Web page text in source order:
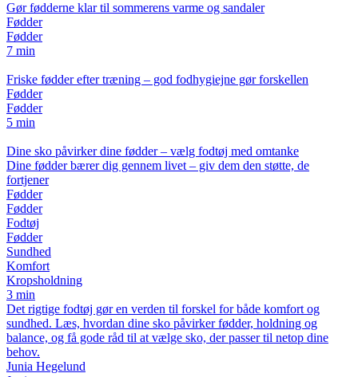
Gør fødderne klar til sommerens varme og sandaler
Fødder
Fødder
7 min
Friske fødder efter træning – god fodhygiejne gør forskellen
Fødder
Fødder
5 min
Dine sko påvirker dine fødder – vælg fodtøj med omtanke
Dine fødder bærer dig gennem livet – giv dem den støtte, de
fortjener
Fødder
Fødder
Fodtøj
Fødder
Sundhed
Komfort
Kropsholdning
3 min
Det rigtige fodtøj gør en verden til forskel for både komfort og
sundhed. Læs, hvordan dine sko påvirker fødder, holdning og
balance, og få gode råd til at vælge sko, der passer til netop dine
behov.
Junia Hegelund